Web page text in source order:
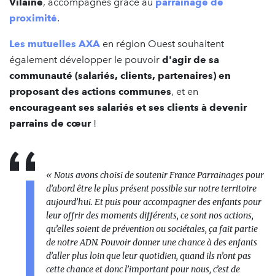
proximité.
Les mutuelles AXA en région Ouest souhaitent
également développer le pouvoir d'agir de sa
communauté (salariés, clients, partenaires) en
proposant des actions communes, et en
encourageant ses salariés et ses clients à devenir
parrains de cœur!
« Nous avons choisi de soutenir France Parrainages pour
d’abord être le plus présent possible sur notre territoire
aujourd’hui. Et puis pour accompagner des enfants pour
leur offrir des moments différents, ce sont nos actions,
qu’elles soient de prévention ou sociétales, ça fait partie
de notre ADN. Pouvoir donner une chance à des enfants
d’aller plus loin que leur quotidien, quand ils n’ont pas
cette chance et donc l’important pour nous, c’est de